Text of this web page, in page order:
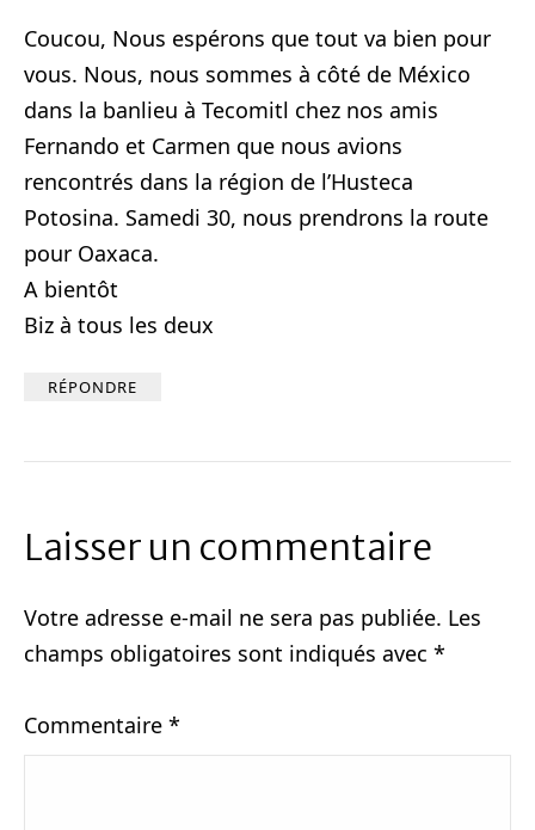
Coucou, Nous espérons que tout va bien pour
vous. Nous, nous sommes à côté de México
dans la banlieu à Tecomitl chez nos amis
Fernando et Carmen que nous avions
rencontrés dans la région de l’Husteca
Potosina. Samedi 30, nous prendrons la route
pour Oaxaca.
A bientôt
Biz à tous les deux
RÉPONDRE
Laisser un commentaire
Votre adresse e-mail ne sera pas publiée. Les
champs obligatoires sont indiqués avec *
Commentaire *